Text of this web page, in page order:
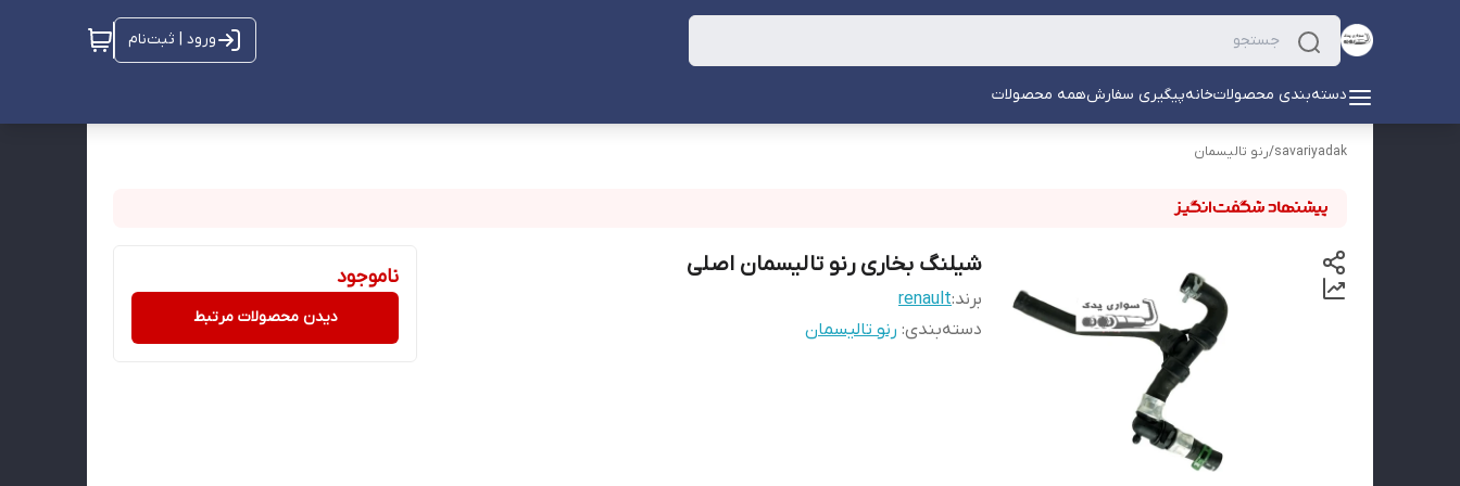
ورود | ثبت‌نام
دسته‌بندی محصولاتخانهپیگیری سفارشهمه محصولات
savariyadak
/رنو تالیسمان
شیلنگ بخاری رنو تالیسمان اصلی
برند:renault
دسته‌بندی: رنو تالیسمان
ناموجود
دیدن محصولات مرتبط